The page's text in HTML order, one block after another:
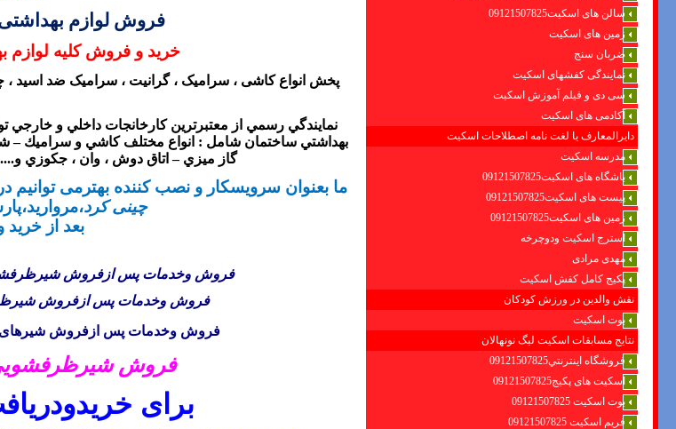
سالن های اسکیت09121507825
زمین های اسکیت
ضربان سنج
نمایندگی کفشهای اسکیت
سی دی و فیلم آموزش اسکیت
آکادمی های اسکیت
دایرالمعارف یا لغت نامه اصطلاحات اسکیت
مدرسه اسکیت
باشگاه های اسکیت09121507825
پیست های اسکیت09121507825
زمین های اسکیت09121507825
استرج اسکیت ودوچرخه
مهدی مرادی
پکیج کامل کفش اسکیت
نقش والدین در ورزش کودکان
بوت اسکیت
نتایج مسابقات اسکیت لیگ نونهالان
فروشگاه اينترنتي09121507825
اسکیت های پکیج09121507825
بوت اسکیت 09121507825
فریم اسکیت 09121507825
فروش لوازم
خرید و فروش کلیه لوازم
پخش انواع کاشی ، سرامیک ، گرانیت ، سرامیک ضد اسید ،
نمايندگي رسمي از معتبرترين كارخانجات داخلي و خارجي
بهداشتي ساختمان شامل : انواع مختلف كاشي و سراميك –
گاز ميزي – اتاق دوش ، وان ، جكوزي
ما بعنوان سرویسکار و نصب کننده بهترمی
چینی کرد
بعد از خرید
فروش وخدمات پس ازفروش شیر
فروش وخدمات پس ازفروش شیر
فروش وخدمات پس ازفروش شیرهای
فروش
برای خرید